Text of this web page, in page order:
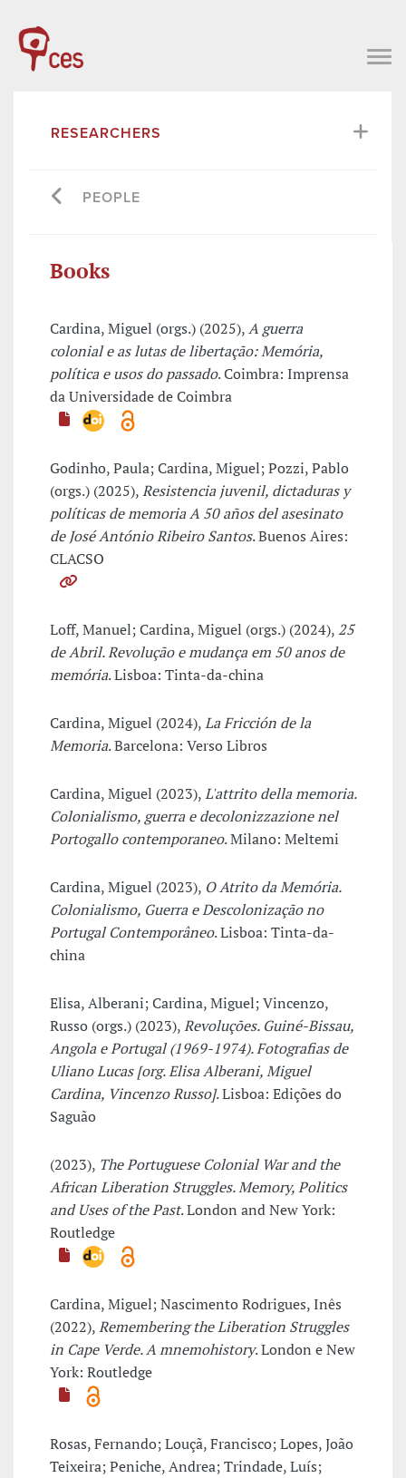
RESEARCHERS
PEOPLE
Books
Cardina, Miguel (orgs.) (2025),A guerra
colonial e as lutas de libertação: Memória,
política e usos do passado. Coimbra: Imprensa
da Universidade de Coimbra
Godinho, Paula; Cardina, Miguel; Pozzi, Pablo
(orgs.) (2025),Resistencia juvenil, dictaduras y
políticas de memoria A 50 años del asesinato
de José António Ribeiro Santos. Buenos Aires:
CLACSO
Loff, Manuel; Cardina, Miguel (orgs.) (2024), 25
de Abril. Revolução e mudança em 50 anos de
memória. Lisboa: Tinta-da-china
Cardina, Miguel (2024),La Fricción de la
Memoria. Barcelona: Verso Libros
Cardina, Miguel (2023),L'attrito della memoria.
Colonialismo, guerra e decolonizzazione nel
Portogallo contemporaneo. Milano: Meltemi
Cardina, Miguel (2023), O Atrito da Memória.
Colonialismo, Guerra e Descolonização no
Portugal Contemporâneo. Lisboa: Tinta-da-
china
Elisa, Alberani; Cardina, Miguel; Vincenzo,
Russo (orgs.) (2023),Revoluções. Guiné-Bissau,
Angola e Portugal (1969-1974). Fotografias de
Uliano Lucas [org. Elisa Alberani, Miguel
Cardina, Vincenzo Russo]. Lisboa: Edições do
Saguão
(2023), The Portuguese Colonial War and the
African Liberation Struggles. Memory, Politics
and Uses of the Past. London and New York:
Routledge
Cardina, Miguel; Nascimento Rodrigues, Inês
(2022),Remembering the Liberation Struggles
in Cape Verde. A mnemohistory. London e New
York: Routledge
Rosas, Fernando; Louçã, Francisco; Lopes, João
Teixeira; Peniche, Andrea; Trindade, Luís;